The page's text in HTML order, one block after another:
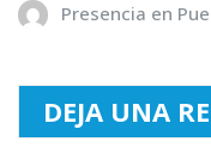
Presencia en
DEJA UNA